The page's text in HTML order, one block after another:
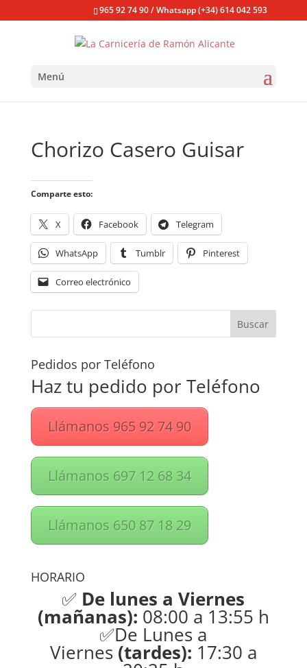
965 92 74 90 / Whatsapp (+34) 614 042 593
Menú
Chorizo Casero Guisar
Comparte esto:
X Facebook Telegram
WhatsApp Tumblr Pinterest
Correo electrónico
Pedidos por Teléfono
Haz tu pedido por Teléfono
Llámanos 965 92 74 90
Llámanos 697 12 68 34
Llámanos 650 87 18 29
HORARIO
✅ De lunes a Viernes
(mañanas): 08:00 a 13:55 h
✅De Lunes a
Viernes(tardes): 17:30 a